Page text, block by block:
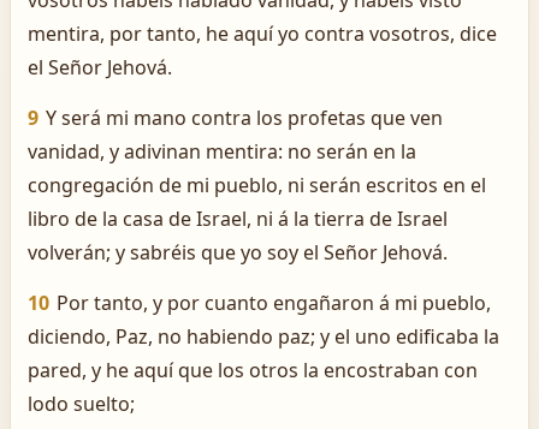
mentira, por tanto, he aquí yo contra vosotros, dice
el Señor Jehová.
9 Y será mi mano contra los profetas que ven
vanidad, y adivinan mentira: no serán en la
congregación de mi pueblo, ni serán escritos en el
libro de la casa de Israel, ni á la tierra de Israel
volverán; y sabréis que yo soy el Señor Jehová.
10 Por tanto, y por cuanto engañaron á mi pueblo,
diciendo, Paz, no habiendo paz; y el uno edificaba la
pared, y he aquí que los otros la encostraban con
lodo suelto;